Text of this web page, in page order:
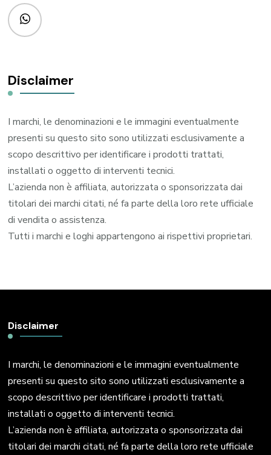
Disclaimer
I marchi, le denominazioni e le immagini eventualmente
presenti su questo sito sono utilizzati esclusivamente a
scopo descrittivo per identificare i prodotti trattati,
installati o oggetto di interventi tecnici.
L’azienda non è affiliata, autorizzata o sponsorizzata dai
titolari dei marchi citati, né fa parte della loro rete ufficiale
di vendita o assistenza.
Tutti i marchi e loghi appartengono ai rispettivi proprietari.
Disclaimer
I marchi, le denominazioni e le immagini eventualmente
presenti su questo sito sono utilizzati esclusivamente a
scopo descrittivo per identificare i prodotti trattati,
installati o oggetto di interventi tecnici.
L’azienda non è affiliata, autorizzata o sponsorizzata dai
titolari dei marchi citati, né fa parte della loro rete ufficiale